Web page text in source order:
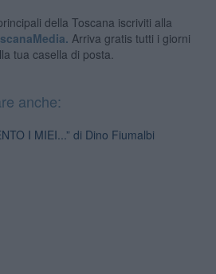
della Toscana iscriviti alla
Arriva gratis tutti i giorni
tua casella di posta.
anche:
I MIEI...” di Dino Fiumalbi